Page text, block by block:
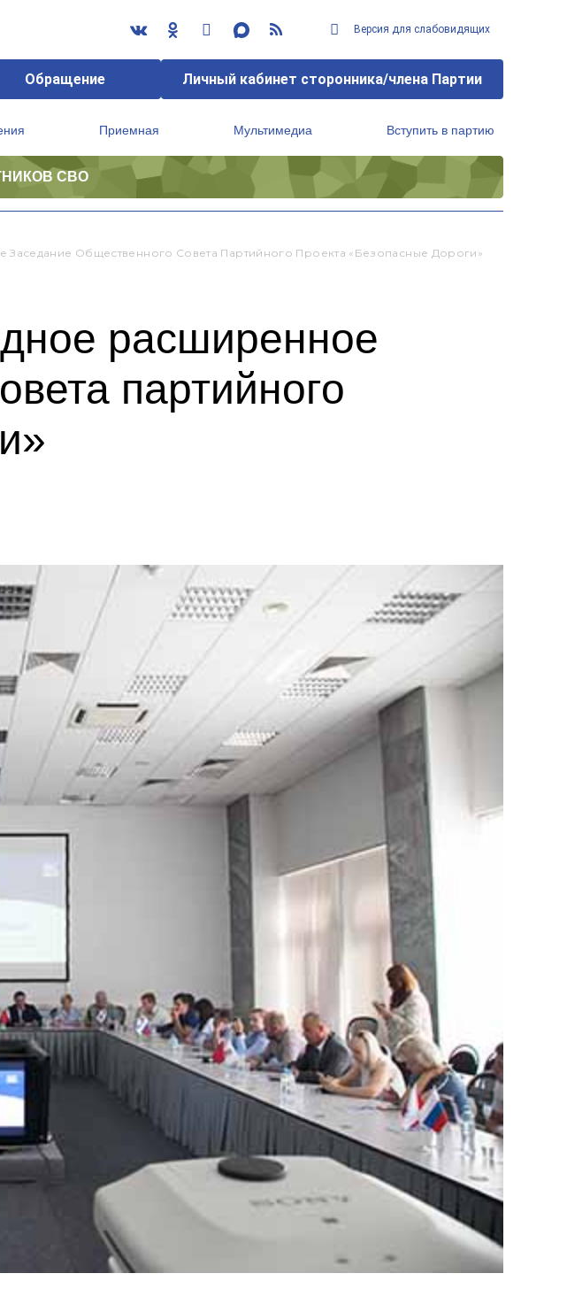
Версия для слабовидящих
Обращение Личный кабинет сторонника/члена Партии
Приемная Мультимедиа Вступить в партию
СВО
Общественного Совета Партийного Проекта «Безопасные Дороги»
расширенное
партийного